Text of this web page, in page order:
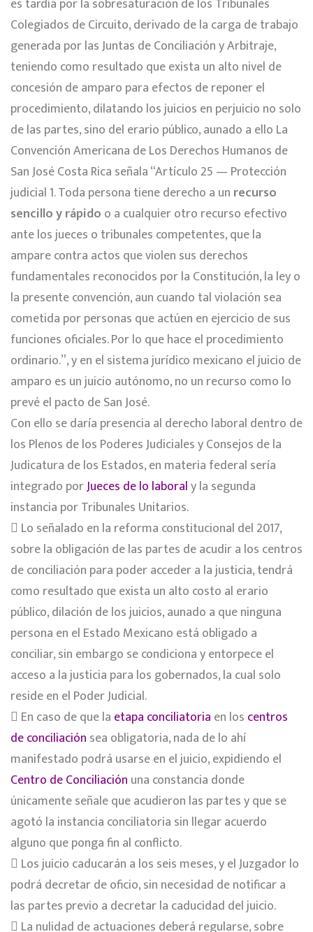
es tardía por la sobresaturación de los Tribunales
Colegiados de Circuito, derivado de la carga de trabajo
generada por las Juntas de Conciliación y Arbitraje,
teniendo como resultado que exista un alto nivel de
concesión de amparo para efectos de reponer el
procedimiento, dilatando los juicios en perjuicio no solo
de las partes, sino del erario público, aunado a ello La
Convención Americana de Los Derechos Humanos de
San José Costa Rica señala “Artículo 25 — Protección
judicial 1. Toda persona tiene derecho a un recurso
sencillo y rápido o a cualquier otro recurso efectivo
ante los jueces o tribunales competentes, que la
ampare contra actos que violen sus derechos
fundamentales reconocidos por la Constitución, la ley o
la presente convención, aun cuando tal violación sea
cometida por personas que actúen en ejercicio de sus
funciones oficiales. Por lo que hace el procedimiento
ordinario.”, y en el sistema jurídico mexicano el juicio de
amparo es un juicio autónomo, no un recurso como lo
prevé el pacto de San José.
Con ello se daría presencia al derecho laboral dentro de
los Plenos de los Poderes Judiciales y Consejos de la
Judicatura de los Estados, en materia federal sería
integrado porJueces de lo laboraly la segunda
instancia por Tribunales Unitarios.
 Lo señalado en la reforma constitucional del 2017,
sobre la obligación de las partes de acudir a los centros
de conciliación para poder acceder a la justicia, tendrá
como resultado que exista un alto costo al erario
público, dilación de los juicios, aunado a que ninguna
persona en el Estado Mexicano está obligado a
conciliar, sin embargo se condiciona y entorpece el
acceso a la justicia para los gobernados, la cual solo
reside en el Poder Judicial.
 En caso de que la etapa conciliatoria en los centros
de conciliación sea obligatoria, nada de lo ahí
manifestado podrá usarse en el juicio, expidiendo el
Centro de Conciliación una constancia donde
únicamente señale que acudieron las partes y que se
agotó la instancia conciliatoria sin llegar acuerdo
alguno que ponga fin al conflicto.
 Los juicio caducarán a los seis meses, y el Juzgador lo
podrá decretar de oficio, sin necesidad de notificar a
las partes previo a decretar la caducidad del juicio.
 La nulidad de actuaciones deberá regularse, sobre